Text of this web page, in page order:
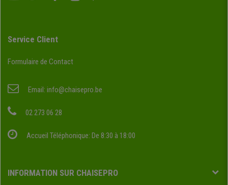
Service Client
Formulaire de Contact
Email: info@chaisepro.be
02 273 06 28
Accueil Téléphonique: De 8:30 à 18:00
INFORMATION SUR CHAISEPRO